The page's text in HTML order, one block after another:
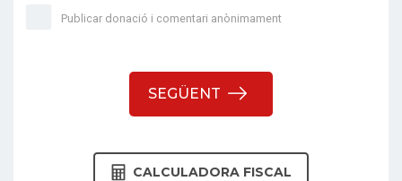
Publicar donació i comentari anònimament
SEGÜENT
CALCULADORA FISCAL